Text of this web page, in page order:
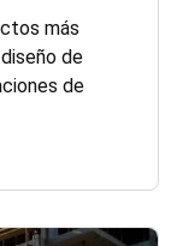
más
de
de